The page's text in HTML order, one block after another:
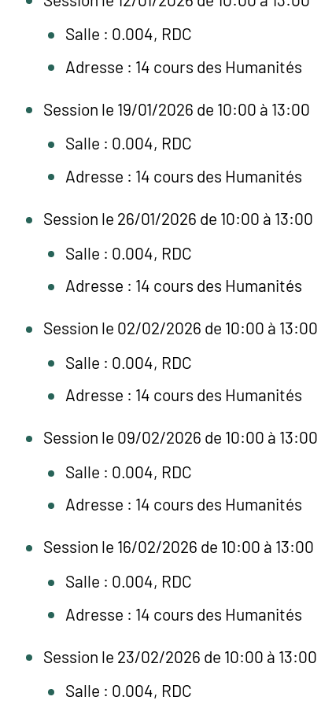
Salle : 0.004, RDC
Adresse : 14 cours des Humanités
Session le 19/01/2026 de 10:00 à 13:00
Salle : 0.004, RDC
Adresse : 14 cours des Humanités
Session le 26/01/2026 de 10:00 à 13:00
Salle : 0.004, RDC
Adresse : 14 cours des Humanités
Session le 02/02/2026 de 10:00 à 13:00
Salle : 0.004, RDC
Adresse : 14 cours des Humanités
Session le 09/02/2026 de 10:00 à 13:00
Salle : 0.004, RDC
Adresse : 14 cours des Humanités
Session le 16/02/2026 de 10:00 à 13:00
Salle : 0.004, RDC
Adresse : 14 cours des Humanités
Session le 23/02/2026 de 10:00 à 13:00
Salle : 0.004, RDC